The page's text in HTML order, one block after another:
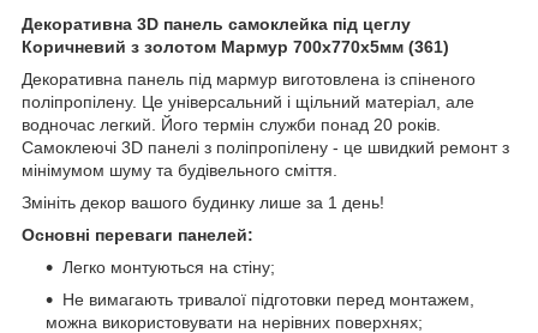
Декоративна 3D панель самоклейка під цеглу
Коричневий з золотом Мармур 700х770х5мм (361)
Декоративна панель під мармур виготовлена із спіненого
поліпропілену. Це універсальний і щільний матеріал, але
водночас легкий. Його термін служби понад 20 років.
Самоклеючі 3D панелі з поліпропілену - це швидкий ремонт з
мінімумом шуму та будівельного сміття.
Змініть декор вашого будинку лише за 1 день!
Основні переваги панелей:
Легко монтуються на стіну;
Не вимагають тривалої підготовки перед монтажем,
можна використовувати на нерівних поверхнях;